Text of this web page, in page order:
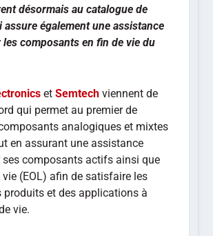
désormais au catalogue de
assure également une assistance
composants en fin de vie du
etSemtech viennent de
qui permet au premier de
analogiques et mixtes
en assurant une assistance
composants actifs ainsi que
(EOL) afin de satisfaire les
produits et des applications à
vie.